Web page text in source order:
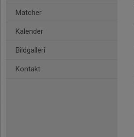
Matcher
Kalender
Bildgalleri
Kontakt